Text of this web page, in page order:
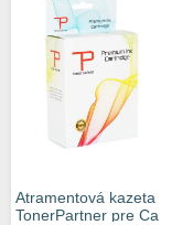
Atramentová kazeta
TonerPartner pre Ca